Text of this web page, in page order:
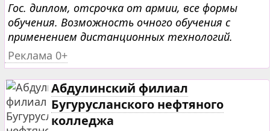
Гос. диплом, отсрочка от армии, все формы
обучения. Возможность очного обучения с
применением дистанционных технологий.
Реклама 0+
Абдулинский филиал
Бугурусланского нефтяного
колледжа